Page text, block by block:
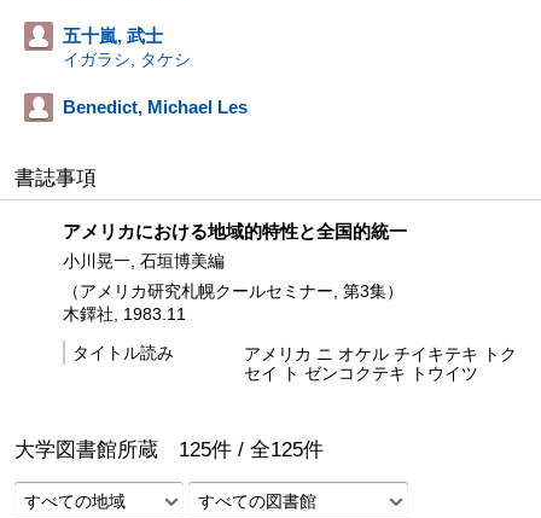
五十嵐, 武士
イガラシ, タケシ
Benedict, Michael Les
書誌事項
アメリカにおける地域的特性と全国的統一
小川晃一, 石垣博美編
（アメリカ研究札幌クールセミナー, 第3集）
木鐸社, 1983.11
タイトル読み
アメリカ ニ オケル チイキテキ トク
セイ ト ゼンコクテキ トウイツ
大学図書館所蔵 125件 / 全125件
すべての地域
すべての図書館